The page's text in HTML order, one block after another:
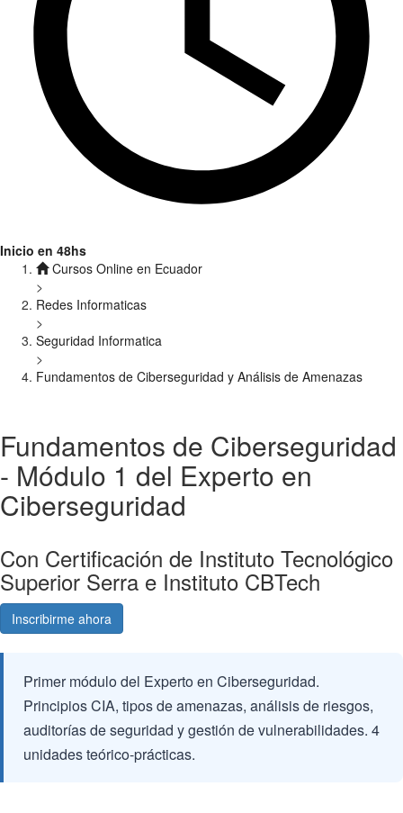
Inicio en 48hs
Cursos Online en Ecuador
>
Redes Informaticas
>
Seguridad Informatica
>
Fundamentos de Ciberseguridad y Análisis de Amenazas
Fundamentos de Ciberseguridad
- Módulo 1 del Experto en
Ciberseguridad
Con Certificación de Instituto Tecnológico
Superior Serra e Instituto CBTech
Inscribirme ahora
Primer módulo del Experto en Ciberseguridad.
Principios CIA, tipos de amenazas, análisis de riesgos,
auditorías de seguridad y gestión de vulnerabilidades. 4
unidades teórico-prácticas.